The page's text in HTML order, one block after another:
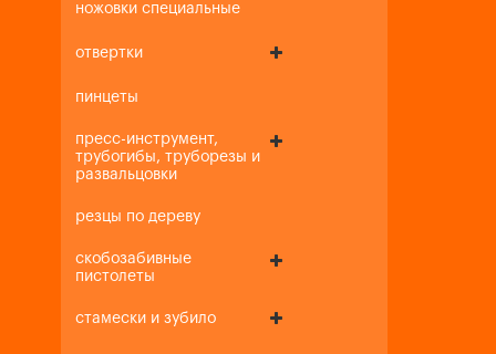
ножовки специальные
отвертки
пинцеты
пресс-инструмент,
трубогибы, труборезы и
развальцовки
резцы по дереву
скобозабивные
пистолеты
стамески и зубило